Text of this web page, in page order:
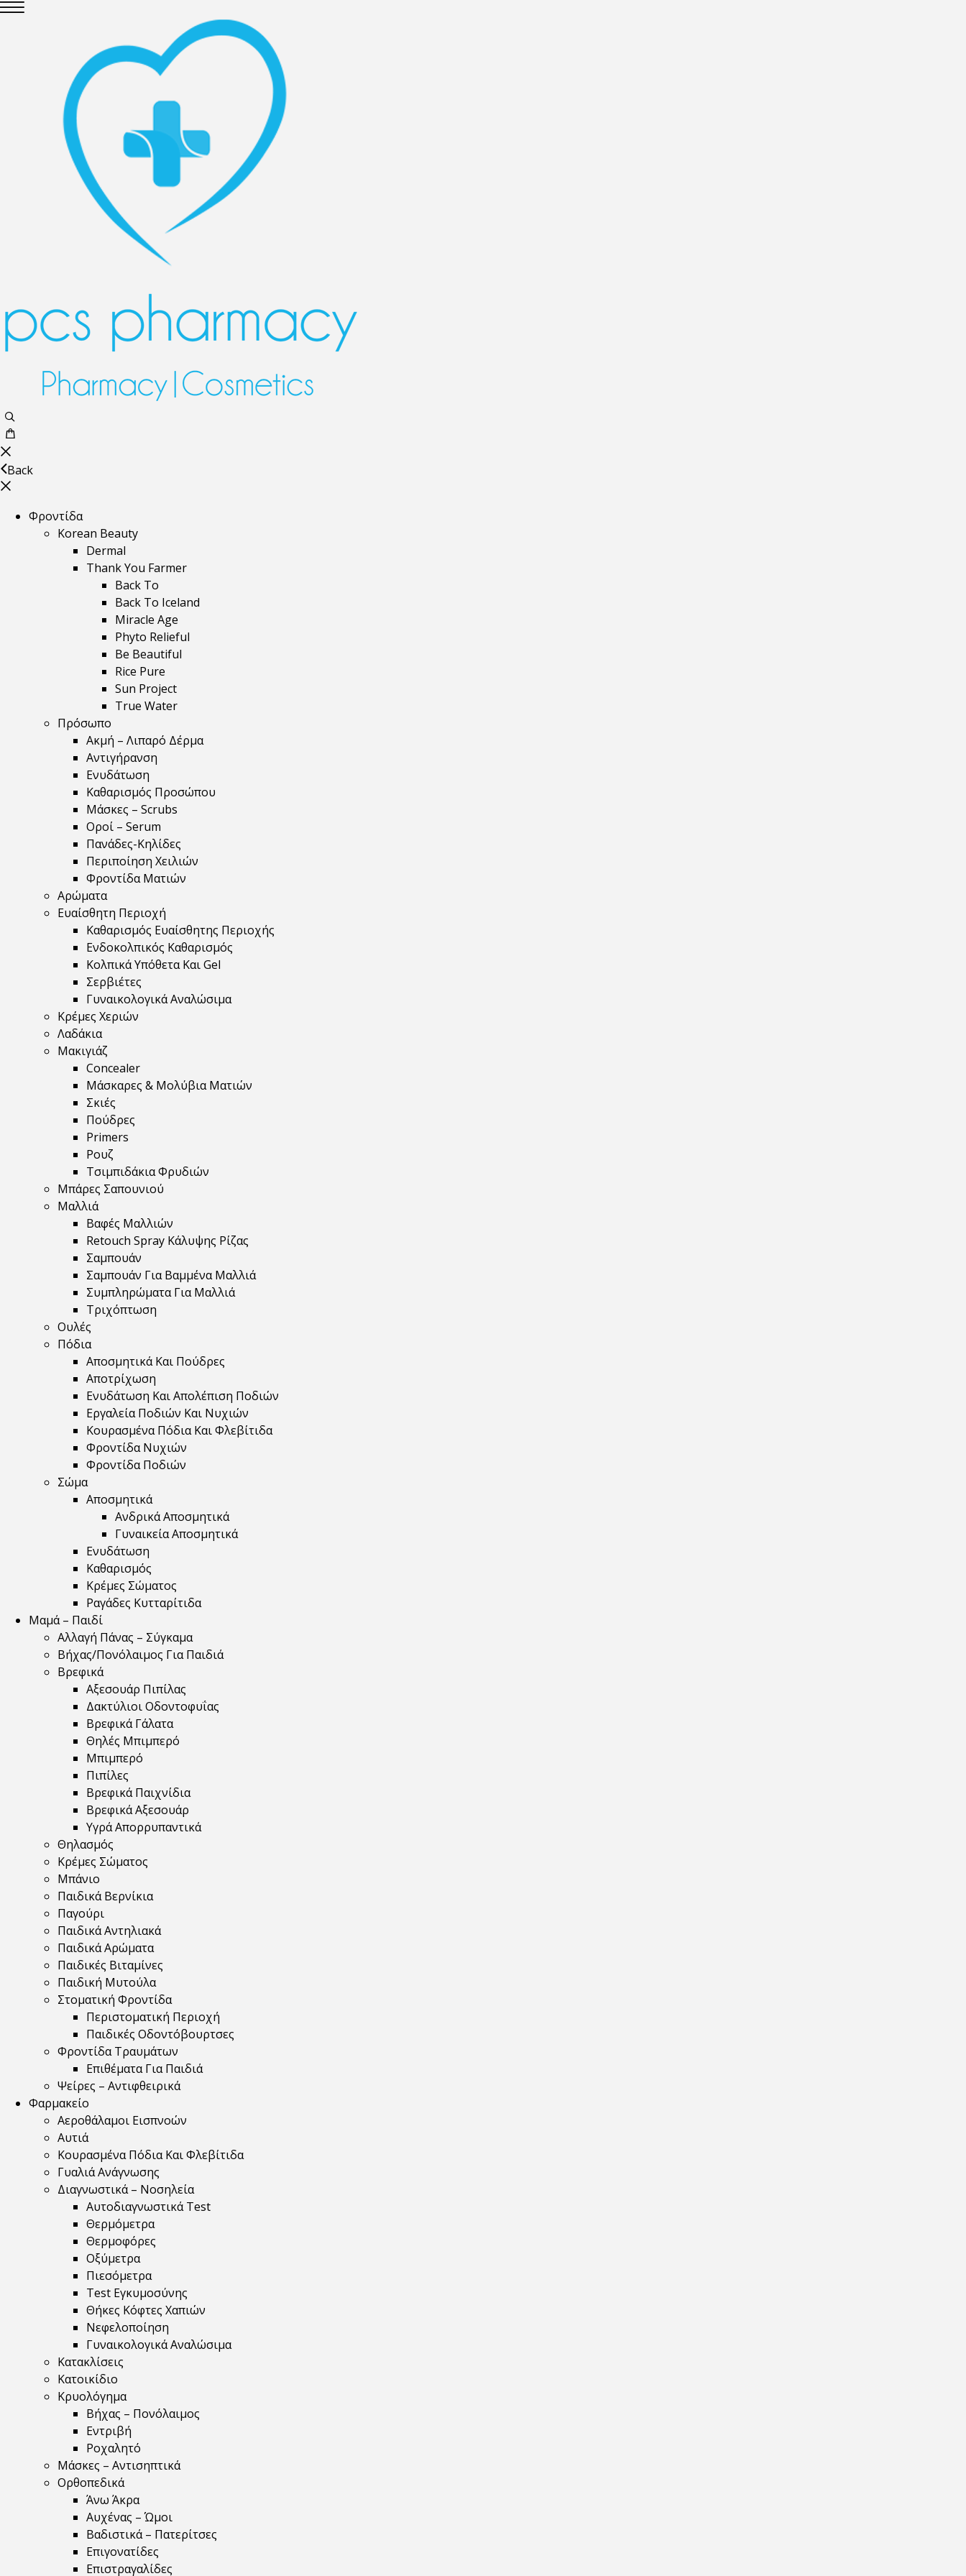
Back
Φροντίδα
Korean Beauty
Dermal
Thank You Farmer
Back To
Back To Iceland
Miracle Age
Phyto Relieful
Be Beautiful
Rice Pure
Sun Project
True Water
Πρόσωπο
Ακμή – Λιπαρό Δέρμα
Αντιγήρανση
Ενυδάτωση
Καθαρισμός Προσώπου
Μάσκες – Scrubs
Οροί – Serum
Πανάδες-Κηλίδες
Περιποίηση Χειλιών
Φροντίδα Ματιών
Αρώματα
Ευαίσθητη Περιοχή
Καθαρισμός Ευαίσθητης Περιοχής
Ενδοκολπικός Καθαρισμός
Κολπικά Υπόθετα Και Gel
Σερβιέτες
Γυναικολογικά Αναλώσιμα
Κρέμες Χεριών
Λαδάκια
Μακιγιάζ
Concealer
Μάσκαρες & Μολύβια Ματιών
Σκιές
Πούδρες
Primers
Ρουζ
Τσιμπιδάκια Φρυδιών
Μπάρες Σαπουνιού
Μαλλιά
Βαφές Μαλλιών
Retouch Spray Κάλυψης Ρίζας
Σαμπουάν
Σαμπουάν Για Βαμμένα Μαλλιά
Συμπληρώματα Για Μαλλιά
Τριχόπτωση
Ουλές
Πόδια
Αποσμητικά Και Πούδρες
Αποτρίχωση
Ενυδάτωση Και Απολέπιση Ποδιών
Εργαλεία Ποδιών Και Νυχιών
Κουρασμένα Πόδια Και Φλεβίτιδα
Φροντίδα Νυχιών
Φροντίδα Ποδιών
Σώμα
Αποσμητικά
Ανδρικά Αποσμητικά
Γυναικεία Αποσμητικά
Ενυδάτωση
Καθαρισμός
Κρέμες Σώματος
Ραγάδες Κυτταρίτιδα
Μαμά – Παιδί
Αλλαγή Πάνας – Σύγκαμα
Βήχας/Πονόλαιμος Για Παιδιά
Βρεφικά
Αξεσουάρ Πιπίλας
Δακτύλιοι Οδοντοφυΐας
Βρεφικά Γάλατα
Θηλές Μπιμπερό
Μπιμπερό
Πιπίλες
Βρεφικά Παιχνίδια
Βρεφικά Αξεσουάρ
Υγρά Απορρυπαντικά
Θηλασμός
Κρέμες Σώματος
Μπάνιο
Παιδικά Βερνίκια
Παγούρι
Παιδικά Αντηλιακά
Παιδικά Αρώματα
Παιδικές Βιταμίνες
Παιδική Μυτούλα
Στοματική Φροντίδα
Περιστοματική Περιοχή
Παιδικές Οδοντόβουρτσες
Φροντίδα Τραυμάτων
Επιθέματα Για Παιδιά
Ψείρες – Αντιφθειρικά
Φαρμακείο
Αεροθάλαμοι Εισπνοών
Αυτιά
Κουρασμένα Πόδια Και Φλεβίτιδα
Γυαλιά Ανάγνωσης
Διαγνωστικά – Νοσηλεία
Αυτοδιαγνωστικά Test
Θερμόμετρα
Θερμοφόρες
Οξύμετρα
Πιεσόμετρα
Test Εγκυμοσύνης
Θήκες Κόφτες Χαπιών
Νεφελοποίηση
Γυναικολογικά Αναλώσιμα
Κατακλίσεις
Κατοικίδιο
Κρυολόγημα
Βήχας – Πονόλαιμος
Εντριβή
Ροχαλητό
Μάσκες – Αντισηπτικά
Ορθοπεδικά
Άνω Άκρα
Αυχένας – Ώμοι
Βαδιστικά – Πατερίτσες
Επιγονατίδες
Επιστραγαλίδες